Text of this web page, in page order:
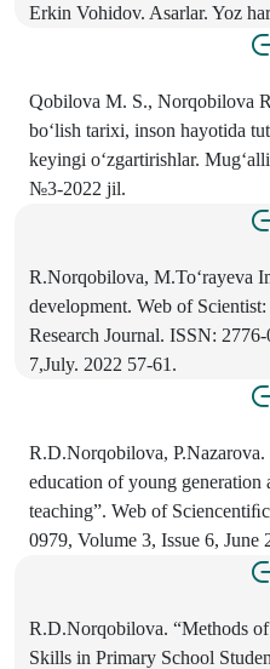
Erkin Vohidov. Asarlar. Yoz
Qobilova M. S., Norqobilova
bo‘lish tarixi, inson hayotida
keyingi o‘zgartirishlar.
№3-2022 jil.
R.Norqobilova, M.To‘rayeva
development. Web of
Research Journal. ISSN:
7,July. 2022 57-61.
R.D.Norqobilova,
education of young generation
teaching”. Web of
0979, Volume 3, Issue 6, June
R.D.Norqobilova. “Methods
Skills in Primary School